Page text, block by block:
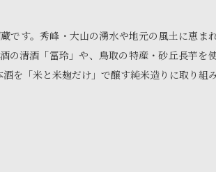
す。秀峰・大山の湧水や地元の風土に恵まれ
の清酒「冨玲」や、鳥取の特産・砂丘長芋を
を「米と米麹だけ」で醸す純米造りに取り組